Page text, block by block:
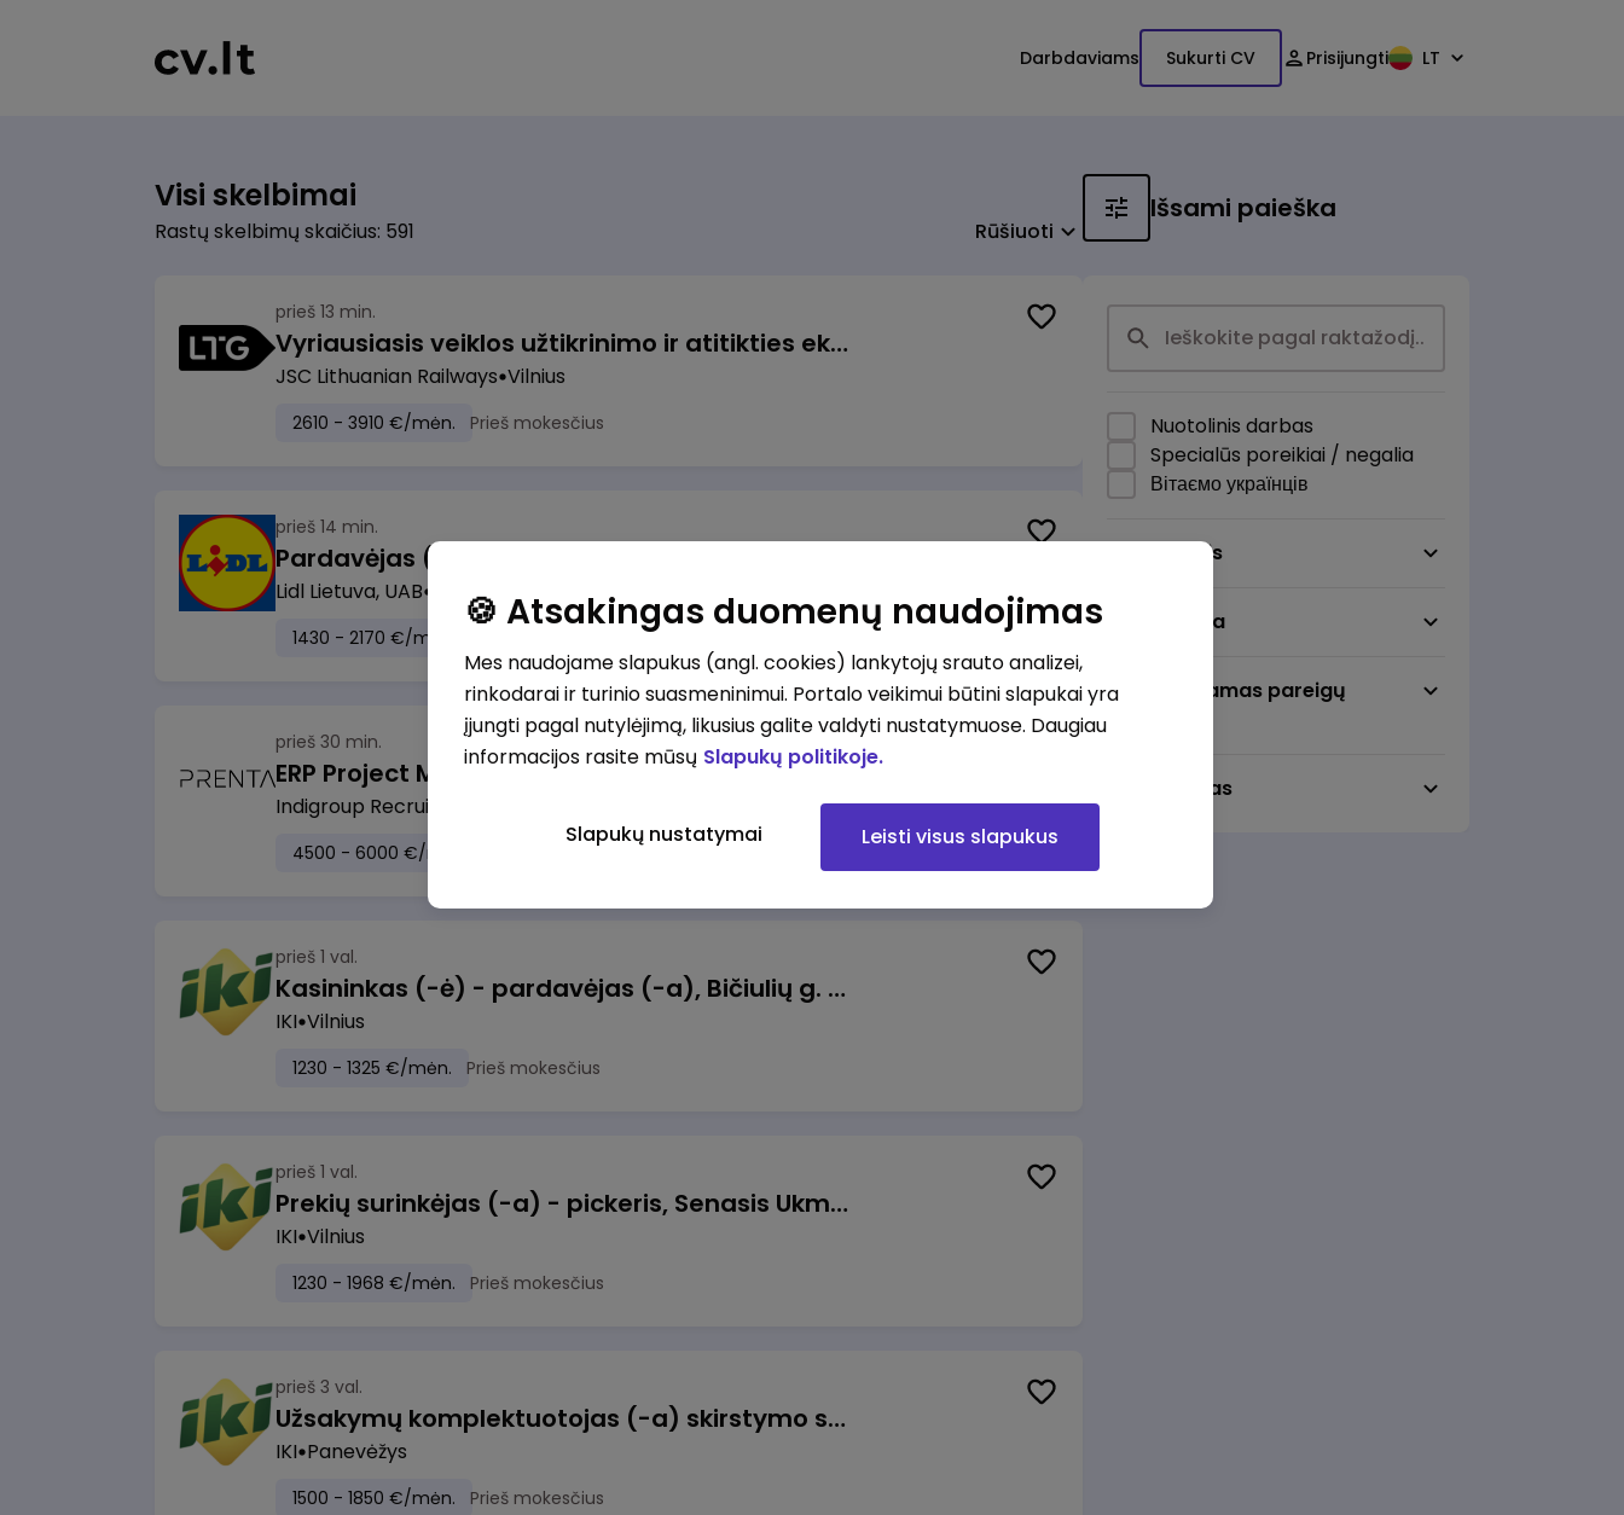
Darbdaviams Sukurti CV Prisijungti LT
Visi skelbimai
Rastų skelbimų skaičius: 591 Rūšiuoti
prieš 13 min.
Vyriausiasis veiklos užtikrinimo ir atitikties ekspertas (-ė) (Vilnius, LT)
JSC Lithuanian Railways Vilnius
2610 - 3910 €/mėn. Prieš mokesčius
prieš 14 min.
Pardavėjas (-a) Klaipėdoje (Tilžės g.)
Lidl Lietuva, UAB Klaipėda
1430 - 2170 €/mėn.
prieš 30 min.
ERP Project Manager
Indigroup Recruitment klientas
4500 - 6000 €/mėn. Prieš mokesčius
prieš 1 val.
Kasininkas (-ė) - pardavėjas (-a), Bičiulių g. 36, Bukiškis, Vilnius
IKI Vilnius
1230 - 1325 €/mėn. Prieš mokesčius
prieš 1 val.
Prekių surinkėjas (-a) - pickeris, Senasis Ukmergės kelias 8, Avižieniai
IKI Vilnius
1230 - 1968 €/mėn. Prieš mokesčius
prieš 3 val.
Užsakymų komplektuotojas (-a) skirstymo sandėlyje
IKI Panevėžys
1500 - 1850 €/mėn. Prieš mokesčius
Išsami paieška
Nuotolinis darbas
Specialūs poreikiai / negalia
Вітаємо українців
Darbo sritis
Darbo vieta
Pageidaujamas pareigų
Darbo laikas
🍪 Atsakingas duomenų naudojimas
Mes naudojame slapukus (angl. cookies) lankytojų srauto analizei,
rinkodarai ir turinio suasmeninimui. Portalo veikimui būtini slapukai yra
įjungti pagal nutylėjimą, likusius galite valdyti nustatymuose. Daugiau
informacijos rasite mūsų Slapukų politikoje.
Slapukų nustatymai Leisti visus slapukus